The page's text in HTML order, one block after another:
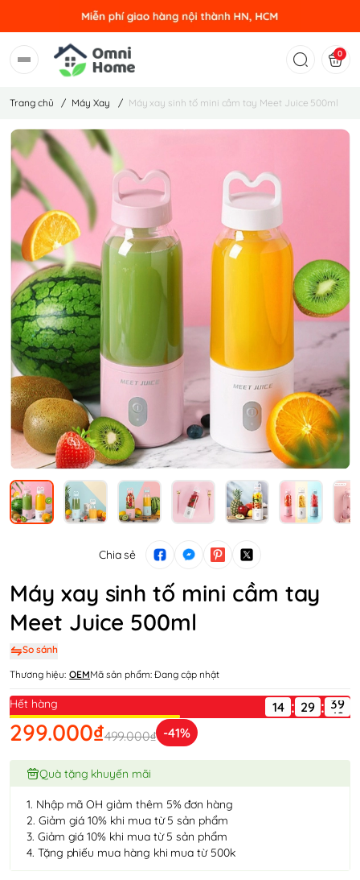
0
Trang chủ / Máy Xay / Máy xay sinh tố mini cầm tay Meet Juice 500ml
Chia sẻ
Máy xay sinh tố mini cầm tay
Meet Juice 500ml
So sánh
Thương hiệu: OEMMã sản phẩm: Đang cập nhật
Hết hàng 14 : :
299.000₫499.000₫ -41%
Quà tặng khuyến mãi
1. Nhập mã OH giảm thêm 5% đơn hàng
2. Giảm giá 10% khi mua từ 5 sản phẩm
3. Giảm giá 10% khi mua từ 5 sản phẩm
4. Tặng phiếu mua hàng khi mua từ 500k